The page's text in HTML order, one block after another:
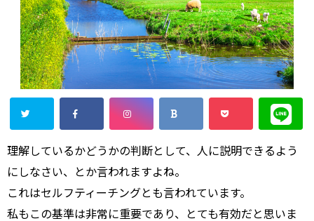
理解しているかどうかの判断として、人に説明できるよう
にしなさい、とか言われますよね。
これはセルフティーチングとも言われています。
私もこの基準は非常に重要であり、とても有効だと思いま